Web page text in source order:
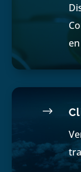
$